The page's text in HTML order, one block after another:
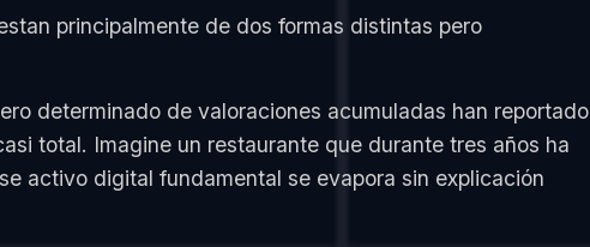
principalmente de dos formas distintas pero
determinado de valoraciones acumuladas han reportado
total. Imagine un restaurante que durante tres años ha
activo digital fundamental se evapora sin explicación